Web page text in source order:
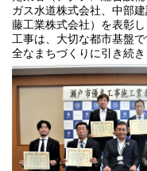
ガス水道株式会社、中部
藤工業株式会社）を表彰
工事は、大切な都市基盤
全なまちづくりに引き続き